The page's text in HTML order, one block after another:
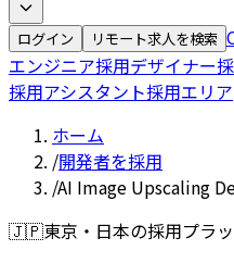
ログイン リモート求人を検索
エンジニア採用デザイナー
採用アシスタント採用エリア
ホーム
/開発者を採用
/AI Image Upscaling
🇯🇵東京・日本の採用プラ